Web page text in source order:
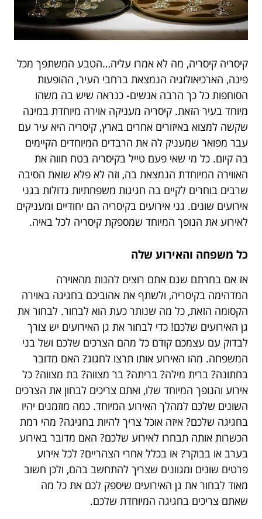
קיסריה קיסריה, מה לא אמרו עליה…הטבע המשתפך מכל
פינה, הארכיאולוגיה הנמצאת ברחבי העיר, ההופעות
הסוחפות כל כך הרבה אנשים- כנראה שיש בה משהו
מיוחד בעיר הזאת. קיסריה מעניקה אוירה מיוחדת במינה
שקשה למצוא באיזורים אחרים בארץ, קיסריה היא עיר עם
עבר מפואר שמעניק לה את הרבדים המיוחדים הקיימים
בה קיום. כל מי שאי פעם טייל בקיסריה בטח חווה את
האווירה המיוחדת הנמצאת בה, וזה לא פלא שזאת הסיבה
שרבים בוחרים לקיים בה חגיגות משפחתיות גדולות בגני
אירועים שונים. גני אירועים בקיסריה הם יחודיים ומעניקים
לאירוע את הנופך המיוחד שמספקת קיסריה לכל באיה.
כל משפחה והאירוע שלה
אז אם בחרתם שגם אתם רוצים להנות מהאוירה
המדהימה בקיסריה, ולשתף את אהוביכם בחגיגה באוירה
הקסומה הזאת, כל מה שנותר כעת הוא לבחור. לבחור את
גן האירועים שלכם! כדי לבחור את גן האירועים יש צורך
לבדוק עם עצמכם קודם כל מהם הצרכים שלכם ושל בני
המשפחה. מהו האירוע אותו תרצו לחגוג? האם מדובר
בחתונה? ברית מילה? בריתה? בר מצווה? בת מצווה? כל
אירוע והנופך המיוחד שלו, ואתם צריכים לבחון את הצרכים
השונים שלכם למהלך האירוע המיוחד. כמה מוזמנים יהיו
בחגיגה שלכם? איזה אוכל צריך להיות בחגיגה? מהי רמת
הכשרות אותה תבחרו לאירוע שלכם? האם מדובר באירוע
בערב או בבוקר? או בכלל אחרי הצהריים? לכל אירוע
פרטים שונים ומגוונים שצריך להתחשב בהם, ולכן חשוב
מאוד לבחור את גן האירועים שיספק לכם את כל מה
שאתם צריכים בחגיגה המיוחדת שלכם.